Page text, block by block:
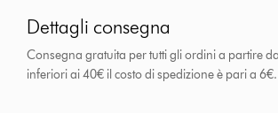
Dettagli consegna
Consegna gratuita per tutti gli ordini a partire
inferiori ai 40€ il costo di spedizione è pari a 6€.